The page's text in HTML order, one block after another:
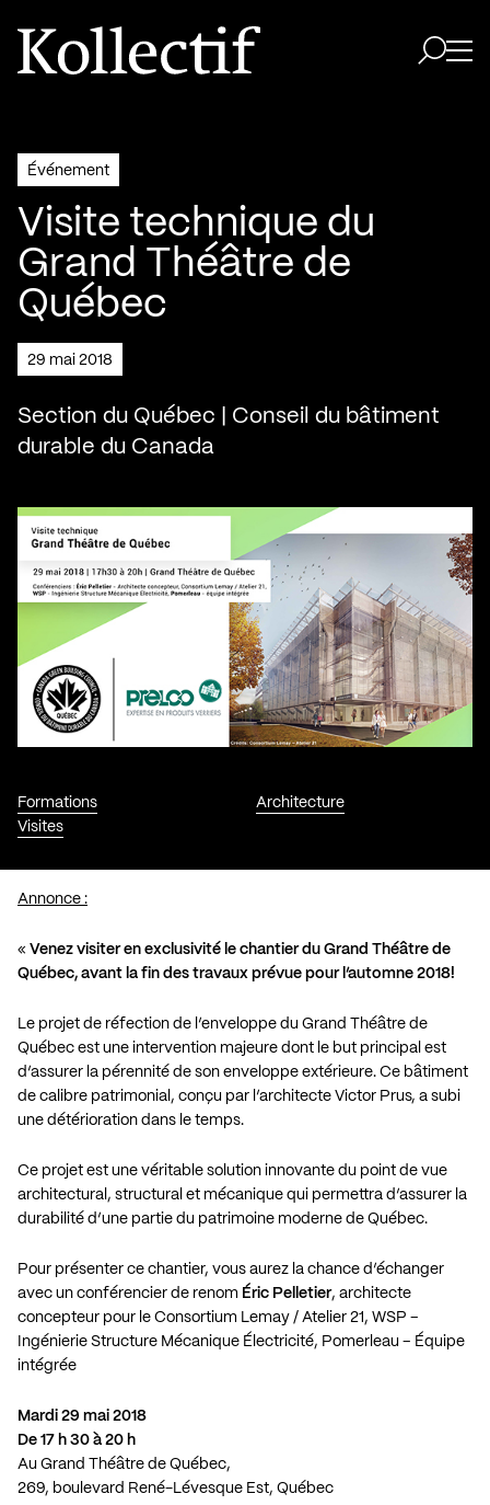
Aller à la page d'accueil
Logo Kollectif
Événement
Visite technique du
Grand Théâtre de
Québec
29 mai 2018
Section du Québec | Conseil du bâtiment
durable du Canada
Formations
Visites
Architecture
Annonce :
« Venez visiter en exclusivité le chantier du Grand Théâtre de
Québec, avant la fin des travaux prévue pour l’automne 2018!
Le projet de réfection de l’enveloppe du Grand Théâtre de
Québec est une intervention majeure dont le but principal est
d’assurer la pérennité de son enveloppe extérieure. Ce bâtiment
de calibre patrimonial, conçu par l’architecte Victor Prus, a subi
une détérioration dans le temps.
Ce projet est une véritable solution innovante du point de vue
architectural, structural et mécanique qui permettra d’assurer la
durabilité d’une partie du patrimoine moderne de Québec.
Pour présenter ce chantier, vous aurez la chance d’échanger
avec un conférencier de renom Éric Pelletier, architecte
concepteur pour le Consortium Lemay / Atelier 21, WSP –
Ingénierie Structure Mécanique Électricité, Pomerleau – Équipe
intégrée
Mardi 29 mai 2018
De 17 h 30 à 20 h
Au Grand Théâtre de Québec,
269, boulevard René-Lévesque Est, Québec